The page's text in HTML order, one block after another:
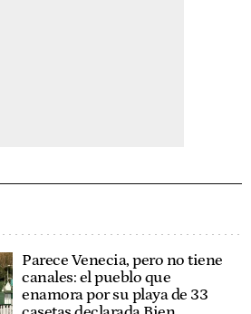
Parece Venecia, pero no tiene
canales: el pueblo que
enamora por su playa de 33